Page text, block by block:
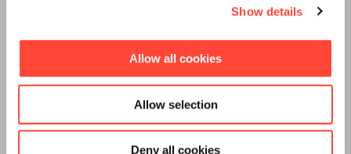
Show details
Allow all cookies
Allow selection
Deny all cookies
Fallbeispiele
Konkrete Fallbeispiele zeigen, wie die Gestaltung
von Schulungsmaßnahmen im Unternehmen
aussehen kann.